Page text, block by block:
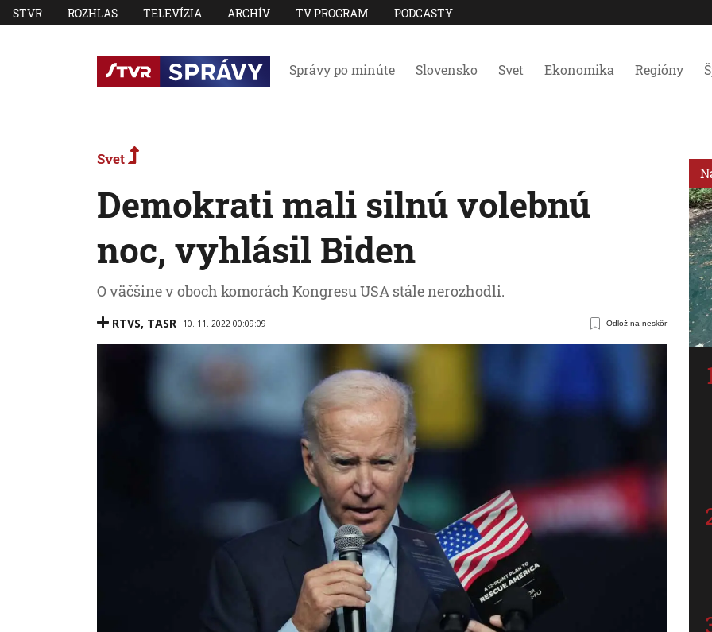
STVR ROZHLAS TELEVÍZIA ARCHÍV TV PROGRAM PODCASTY
Správy po minúte Slovensko Svet Ekonomika Regióny
Svet
Demokrati mali silnú volebnú
noc, vyhlásil Biden
O väčšine v oboch komorách Kongresu USA stále nerozhodli.
RTVS, TASR 10. 11. 2022 00:09:09 Odlož na neskôr